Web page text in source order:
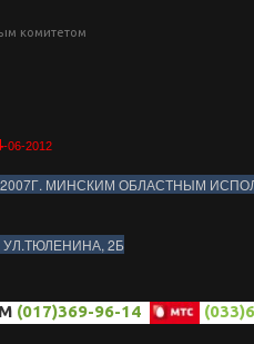
комитетом
-06-2012
МИНСКИМ ОБЛАСТНЫМ
2Б
(017)369-96-14